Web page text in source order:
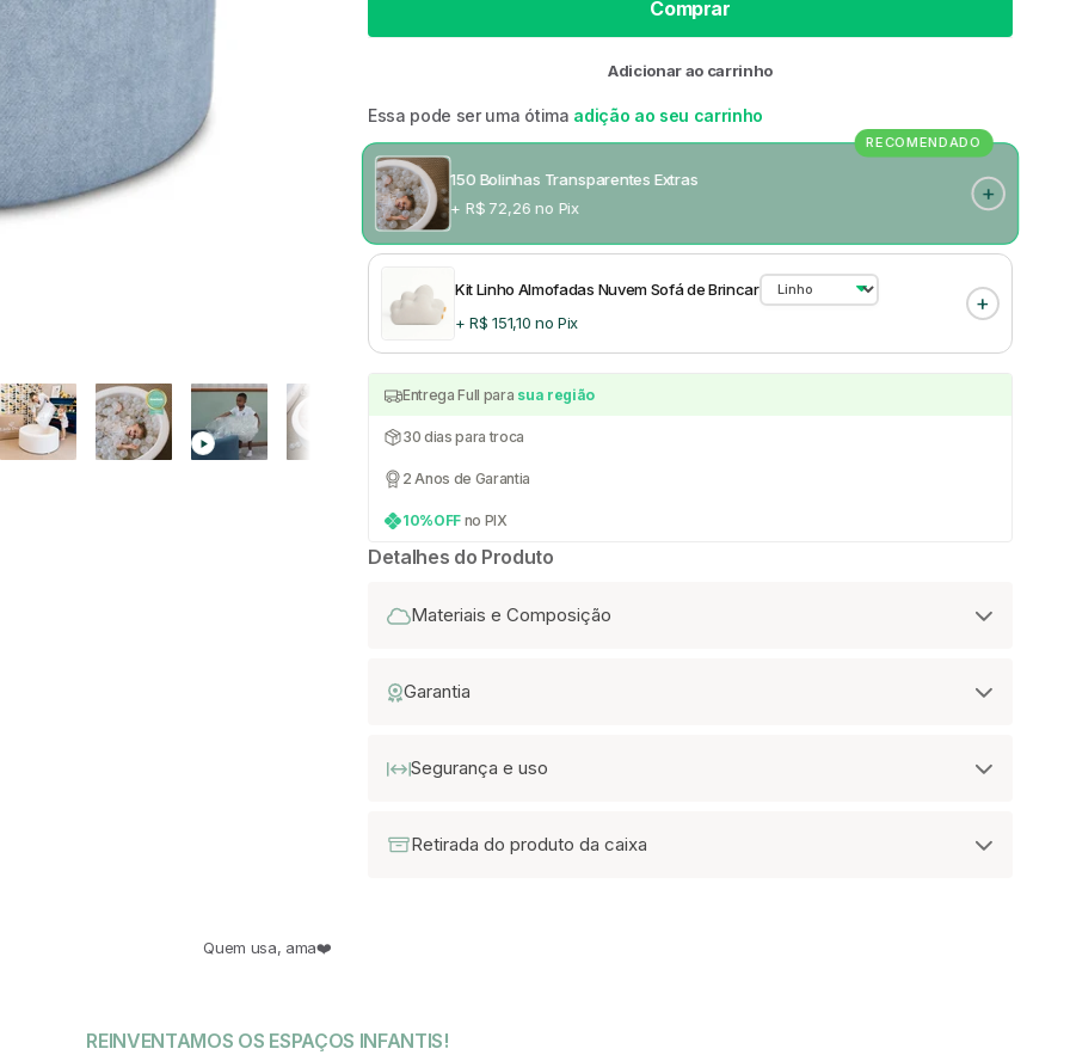
Comprar
Adicionar ao carrinho
Essa pode ser uma ótima adição ao seu carrinho
RECOMENDADO
150 Bolinhas Transparentes Extras
+ R$ 72,26 no Pix
Kit Linho Almofadas Nuvem Sofá de Brincar
+ R$ 151,10 no Pix
Entrega Full para sua região
30 dias para troca
2 Anos de Garantia
10%OFF no PIX
Detalhes do Produto
Materiais e Composição
Garantia
Segurança e uso
Retirada do produto da caixa
Quem usa, ama❤️
REINVENTAMOS OS ESPAÇOS INFANTIS!